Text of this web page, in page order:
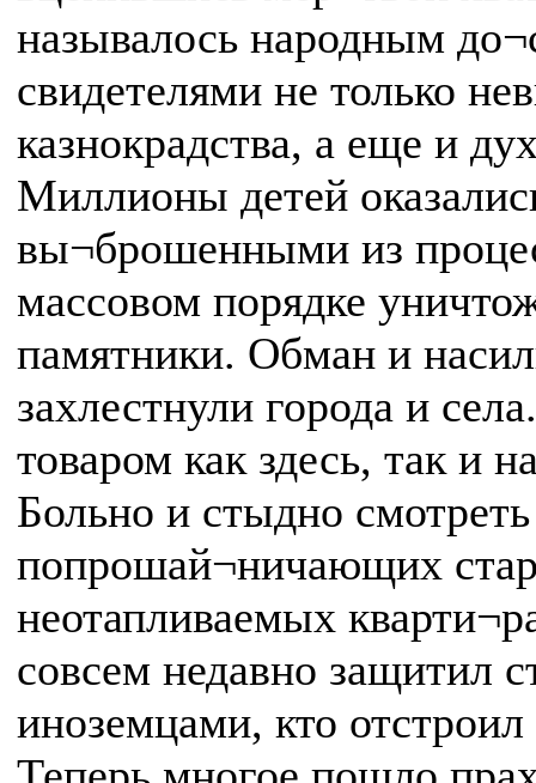
называлось народным
свидетелями не только
казнокрадства, а еще и
Миллионы детей
вы¬брошенными из
массовом порядке
памятники. Обман и
захлестнули города и
товаром как здесь, так и
Больно и стыдно
попрошай¬ничающих
неотапливаемых
совсем недавно защитил
иноземцами, кто